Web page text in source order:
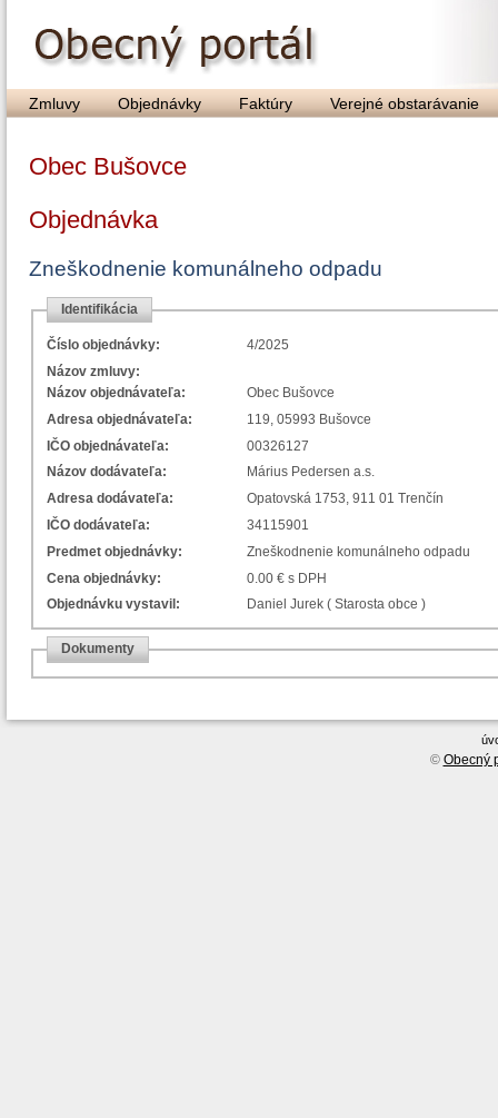
Zmluvy Objednávky Faktúry Verejné obstarávanie
Obec Bušovce
Objednávka
Zneškodnenie komunálneho odpadu
Identifikácia
Číslo objednávky:
4/2025
Názov zmluvy:
Názov objednávateľa:
Obec Bušovce
Adresa objednávateľa:
119, 05993 Bušovce
IČO objednávateľa:
00326127
Názov dodávateľa:
Márius Pedersen a.s.
Adresa dodávateľa:
Opatovská 1753, 911 01 Trenčín
IČO dodávateľa:
34115901
Predmet objednávky:
Zneškodnenie komunálneho odpadu
Cena objednávky:
0.00 € s DPH
Objednávku vystavil:
Daniel Jurek ( Starosta obce )
Dokumenty
© Obecný